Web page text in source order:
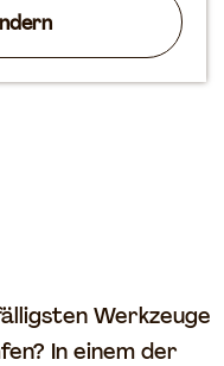
Mühle
Werkzeuge
In einem der